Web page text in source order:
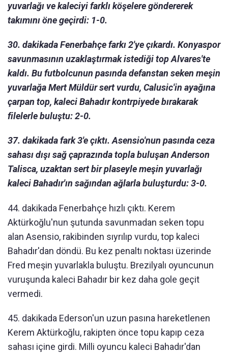
yuvarlağı ve kaleciyi farklı köşelere göndererek
takımını öne geçirdi: 1-0.
30. dakikada Fenerbahçe farkı 2'ye çıkardı. Konyaspor
savunmasının uzaklaştırmak istediği top Alvares'te
kaldı. Bu futbolcunun pasında defanstan seken meşin
yuvarlağa Mert Müldür sert vurdu, Calusic'in ayağına
çarpan top, kaleci Bahadır kontrpiyede bırakarak
filelerle buluştu: 2-0.
37. dakikada fark 3'e çıktı. Asensio'nun pasında ceza
sahası dışı sağ çaprazında topla buluşan Anderson
Talisca, uzaktan sert bir plaseyle meşin yuvarlağı
kaleci Bahadır'ın sağından ağlarla buluşturdu: 3-0.
44. dakikada Fenerbahçe hızlı çıktı. Kerem
Aktürkoğlu'nun şutunda savunmadan seken topu
alan Asensio, rakibinden sıyrılıp vurdu, top kaleci
Bahadır'dan döndü. Bu kez penaltı noktası üzerinde
Fred meşin yuvarlakla buluştu. Brezilyalı oyuncunun
vuruşunda kaleci Bahadır bir kez daha gole geçit
vermedi.
45. dakikada Ederson'un uzun pasına hareketlenen
Kerem Aktürkoğlu, rakipten önce topu kapıp ceza
sahası içine girdi. Milli oyuncu kaleci Bahadır'dan